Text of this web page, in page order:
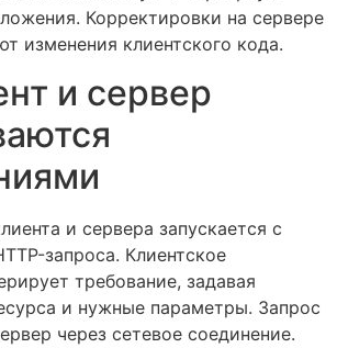
Корректировки на сервере
изменения клиентского кода.
и сервер
и сервера запускается с
запроса. Клиентское
требование, задавая
и нужные параметры. Запрос
через сетевое соединение.